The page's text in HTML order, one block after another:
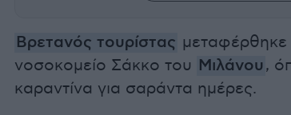
Βρετανός τουρίστας μεταφέρθηκε
νοσοκομείο Σάκκο του Μιλάνου,
καραντίνα για σαράντα ημέρες.